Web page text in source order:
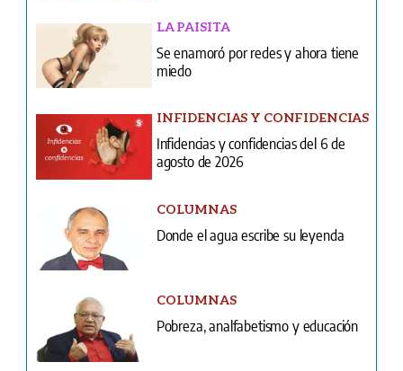
LA PAISITA
Se enamoró por redes y ahora tiene
miedo
INFIDENCIAS Y CONFIDENCIAS
Infidencias y confidencias del 6 de
agosto de 2026
COLUMNAS
Donde el agua escribe su leyenda
COLUMNAS
Pobreza, analfabetismo y educación